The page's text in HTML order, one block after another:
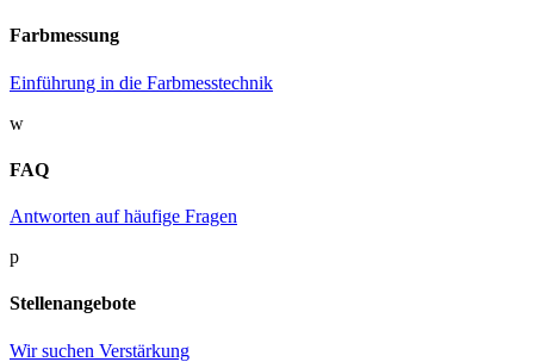
Farbmessung
Einführung in die Farbmesstechnik
w
FAQ
Antworten auf häufige Fragen
p
Stellenangebote
Wir suchen Verstärkung